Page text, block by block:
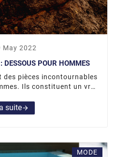
May 2022
POUR HOMMES
des pièces incontournables
Ils constituent un vrai
suitearrow_forward
MODE